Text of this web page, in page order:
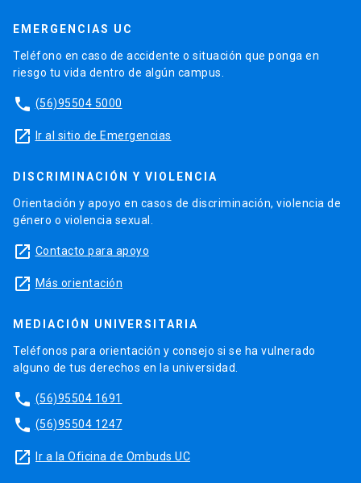
EMERGENCIAS UC
Teléfono en caso de accidente o situación que ponga en
riesgo tu vida dentro de algún campus.
phone (56)95504 5000
launch Ir al sitio de Emergencias
DISCRIMINACIÓN Y VIOLENCIA
Orientación y apoyo en casos de discriminación, violencia de
género o violencia sexual.
launch Contacto para apoyo
launch Más orientación
MEDIACIÓN UNIVERSITARIA
Teléfonos para orientación y consejo si se ha vulnerado
alguno de tus derechos en la universidad.
phone (56)95504 1691
phone (56)95504 1247
launch Ir a la Oficina de Ombuds UC